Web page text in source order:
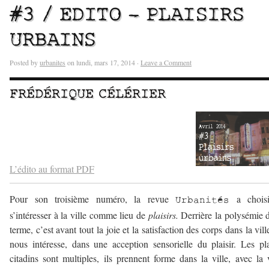
#3 / EDITO – PLAISIRS
URBAINS
Posted byurbanites on lundi, mars 17, 2014 · Leave a Comment
FRÉDÉRIQUE CÉLÉRIER
L’édito au format PDF
Pour son troisième numéro, la revueUrbanités
a
s’intéresser à la ville comme lieu de plaisirs.Derrière la polysémie
terme, c’est avant tout la joie et la satisfaction des corps dans la
nous intéresse, dans une acception sensorielle du plaisir. Les
citadins sont multiples, ils prennent forme dans la ville, avec la